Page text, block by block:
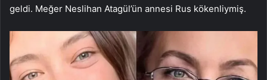
geldi. Meğer Neslihan Atagül’ün annesi Rus kökenliymiş.